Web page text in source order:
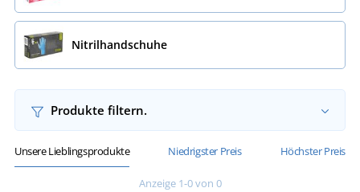
Nitrilhandschuhe
Produkte filtern.
Unsere Lieblingsprodukte Niedrigster Preis Höchster Preis
Anzeige 1-0 von 0